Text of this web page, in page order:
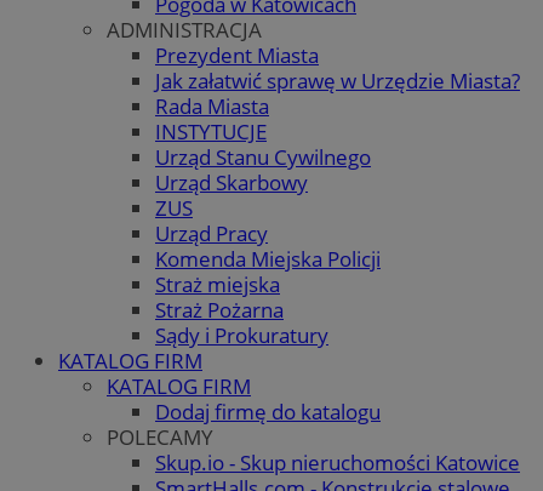
ADMINISTRACJA
Prezydent Miasta
Jak załatwić sprawę w Urzędzie Miasta?
Rada Miasta
INSTYTUCJE
Urząd Stanu Cywilnego
Urząd Skarbowy
ZUS
Urząd Pracy
Komenda Miejska Policji
Straż miejska
Straż Pożarna
Sądy i Prokuratury
KATALOG FIRM
KATALOG FIRM
Dodaj firmę do katalogu
POLECAMY
Skup.io - Skup nieruchomości Katowice